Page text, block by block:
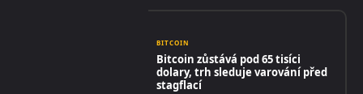
BITCOIN
Bitcoin zůstává pod 65 tisíci
dolary, trh sleduje varování před
stagflací